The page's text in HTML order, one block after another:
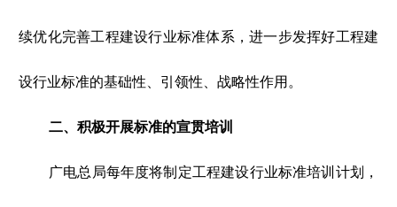
续优化完善工程建设行业标准体系，进一步发挥好工程建
设行业标准的基础性、引领性、战略性作用。
二、积极开展标准的宣贯培训
广电总局每年度将制定工程建设行业标准培训计划，